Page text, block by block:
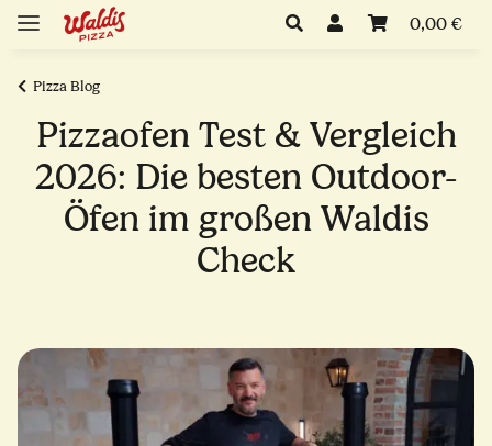
0,00 €
Pizza Blog
Pizzaofen Test & Vergleich
2026: Die besten Outdoor-
Öfen im großen Waldis
Check